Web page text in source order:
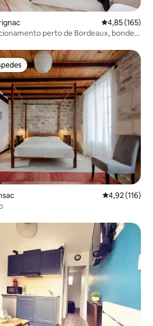
4,85 de uma
4,85 (165)
perto de Bordeaux, bonde e
4,92 de uma
4,92 (116)